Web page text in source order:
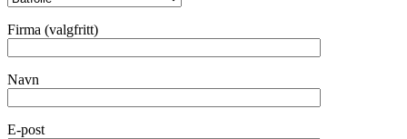
Firma (valgfritt)
Navn
E-post